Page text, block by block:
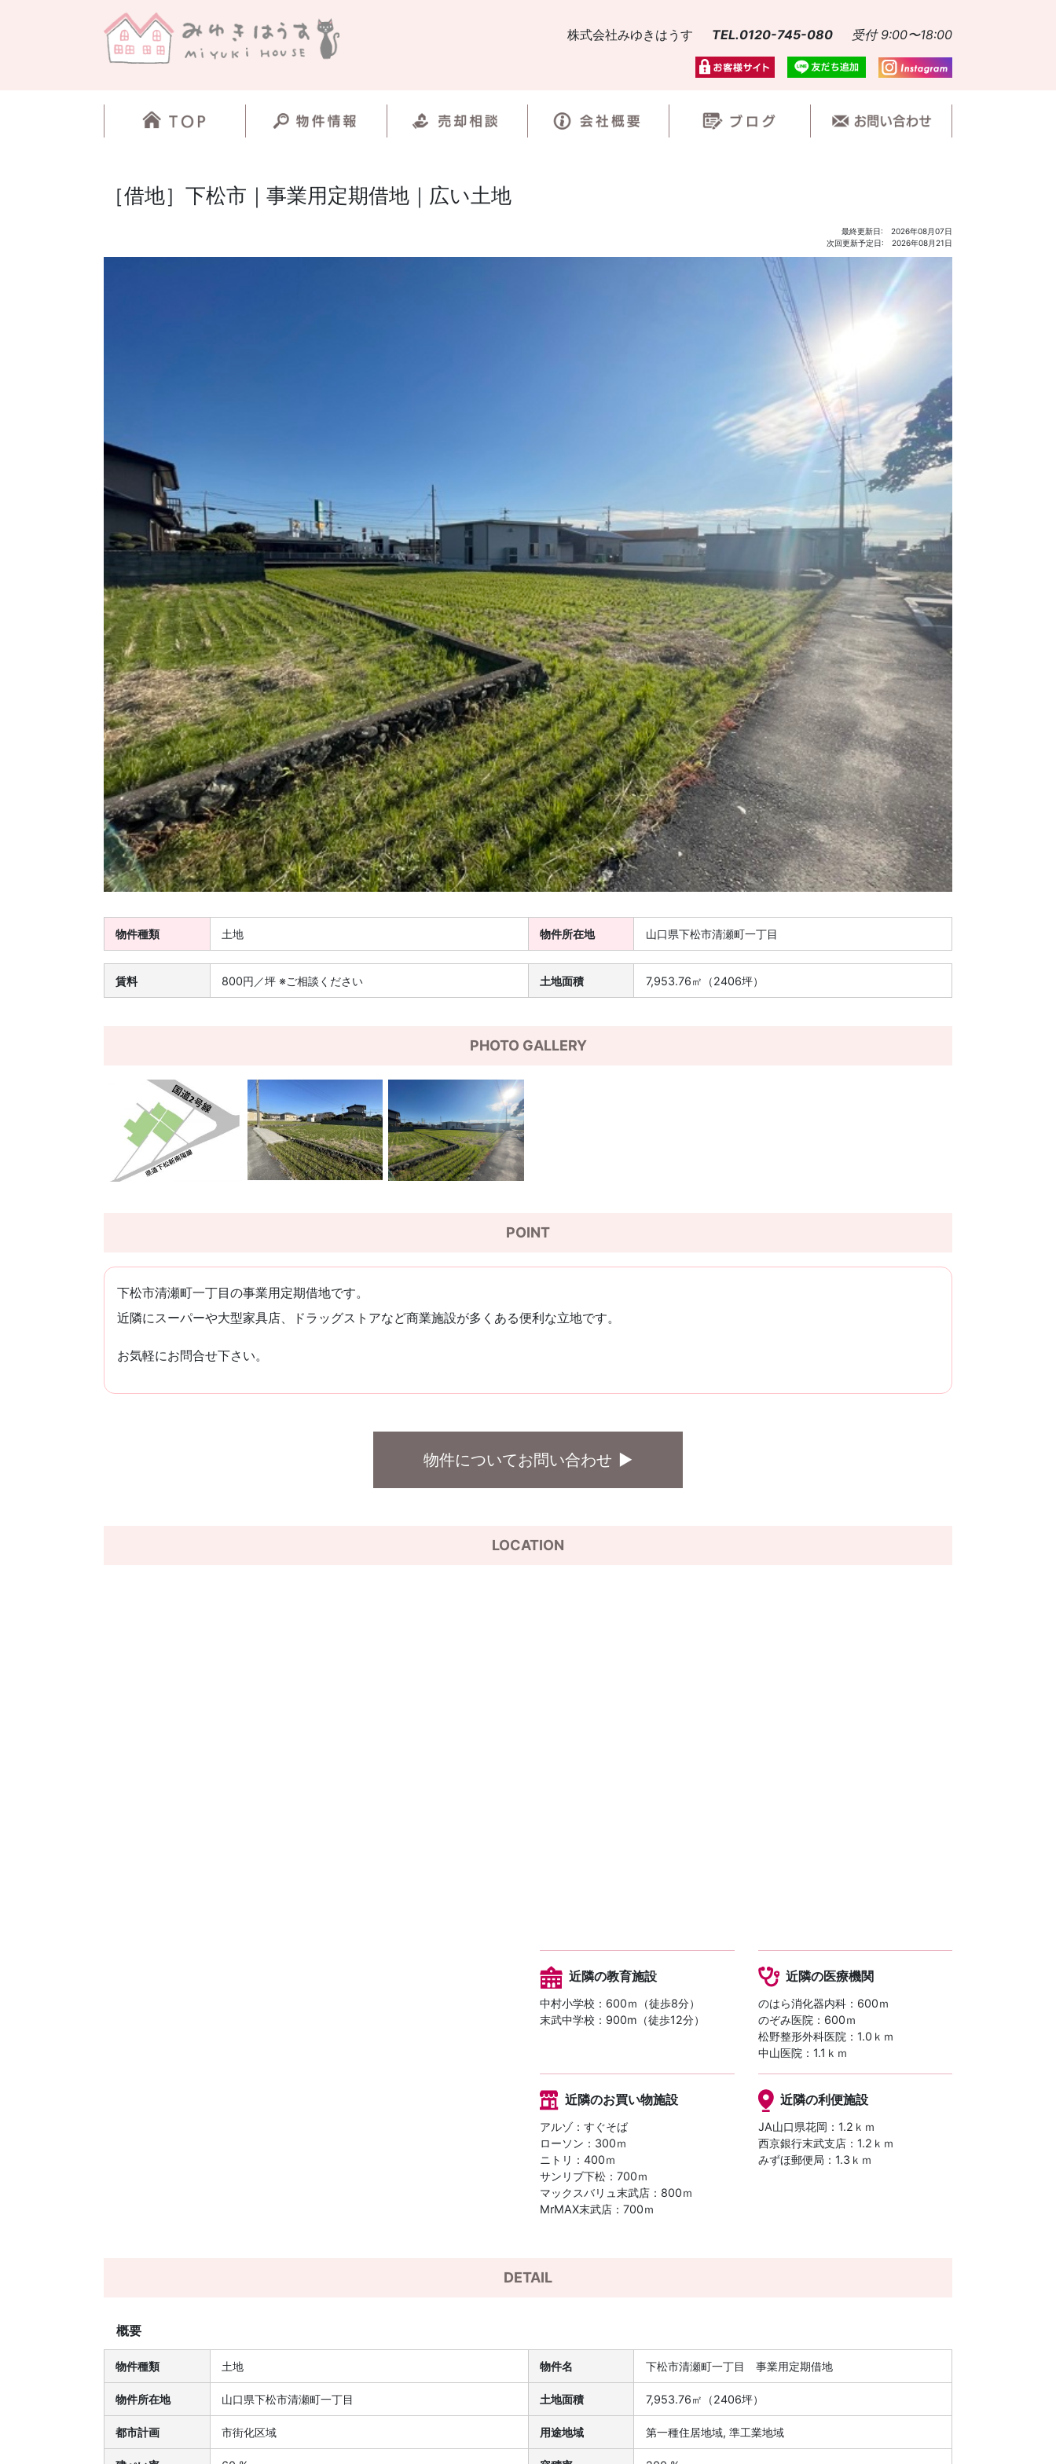
株式会社みゆきはうす TEL.0120-745-080 受付 9:00〜18:00
［借地］下松市｜事業用定期借地｜広い土地
最終更新日: 2026年08月07日
次回更新予定日: 2026年08月21日
物件種類 土地 物件所在地 山口県下松市清瀬町一丁目
賃料 800円／坪 ※ご相談ください 土地面積 7,953.76㎡（2406坪）
PHOTO GALLERY
POINT
下松市清瀬町一丁目の事業用定期借地です。
近隣にスーパーや大型家具店、ドラッグストアなど商業施設が多くある便利な立地です。
お気軽にお問合せ下さい。
物件についてお問い合わせ
LOCATION
近隣の教育施設
中村小学校：600ｍ（徒歩8分）
末武中学校：900m（徒歩12分）
近隣の医療機関
のはら消化器内科：600ｍ
のぞみ医院：600ｍ
松野整形外科医院：1.0ｋｍ
中山医院：1.1ｋｍ
近隣のお買い物施設
アルゾ：すぐそば
ローソン：300ｍ
ニトリ：400ｍ
サンリブ下松：700ｍ
マックスバリュ末武店：800ｍ
MrMAX末武店：700ｍ
近隣の利便施設
JA山口県花岡：1.2ｋｍ
西京銀行末武支店：1.2ｋｍ
みずほ郵便局：1.3ｋｍ
DETAIL
概要
物件種類 土地 物件名 下松市清瀬町一丁目 事業用定期借地
物件所在地 山口県下松市清瀬町一丁目 土地面積 7,953.76㎡（2406坪）
都市計画 市街化区域 用途地域 第一種住居地域, 準工業地域